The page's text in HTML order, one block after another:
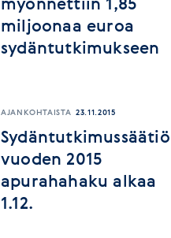
myönnettiin 1,85
miljoonaa euroa
sydäntutkimukseen
AJANKOHTAISTA 23.11.2015
vuoden 2015
apurahahaku alkaa
1.12.